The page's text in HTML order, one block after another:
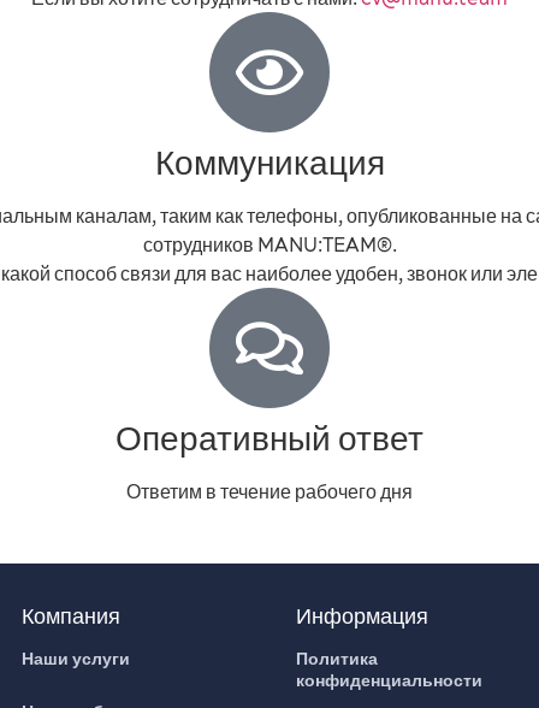
Коммуникация
каналам, таким как телефоны, опубликованные на
сотрудников MANU:TEAM®.
способ связи для вас наиболее удобен, звонок или
Оперативный ответ
Ответим в течение рабочего дня
Компания
Наши услуги
Информация
Политика
конфиденциальности